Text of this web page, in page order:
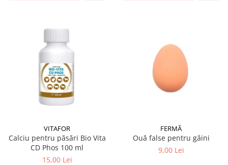
VITAFOR
Calciu pentru păsări Bio Vita
CD Phos 100 ml
15,00 Lei
FERMĂ
Ouă false pentru găini
9,00 Lei